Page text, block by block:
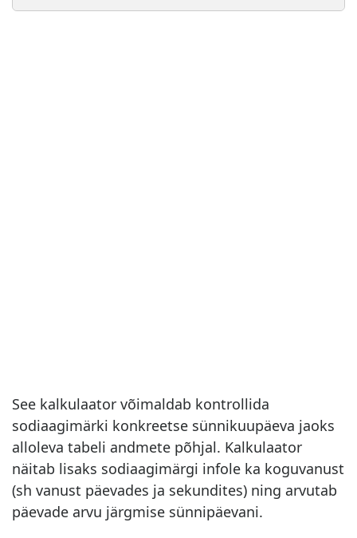
See kalkulaator võimaldab kontrollida
sodiaagimärki konkreetse sünnikuupäeva jaoks
alloleva tabeli andmete põhjal. Kalkulaator
näitab lisaks sodiaagimärgi infole ka koguvanust
(sh vanust päevades ja sekundites) ning arvutab
päevade arvu järgmise sünnipäevani.